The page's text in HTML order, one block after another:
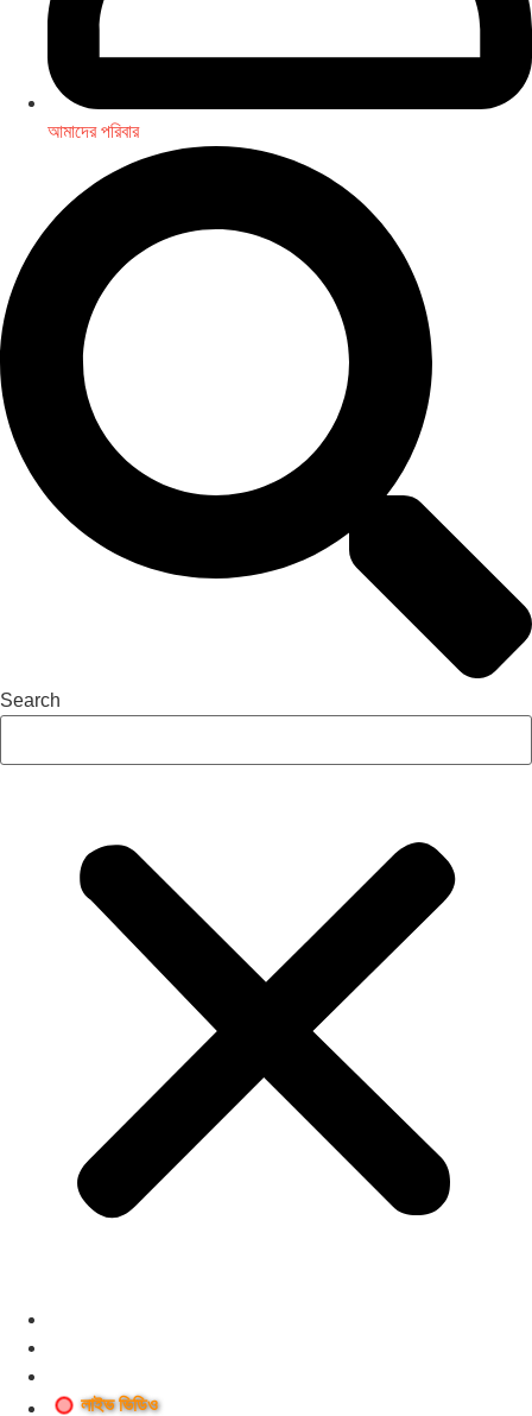
আমাদের পরিবার
Search
লাইভ ভিডিও